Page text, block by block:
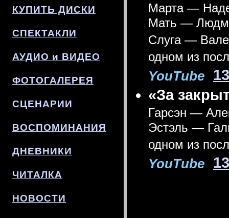
КУПИТЬ ДИСКИ
СПЕКТАКЛИ
АУДИО и ВИДЕО
ФОТОГАЛЕРЕЯ
СЦЕНАРИИ
ВОСПОМИНАНИЯ
ДНЕВНИКИ
ЧИТАЛКА
НОВОСТИ
Марта —
Мать —
Слуга —
одном из
YouTube
«За
Гарсэн —
Эстэль —
одном из
YouTube